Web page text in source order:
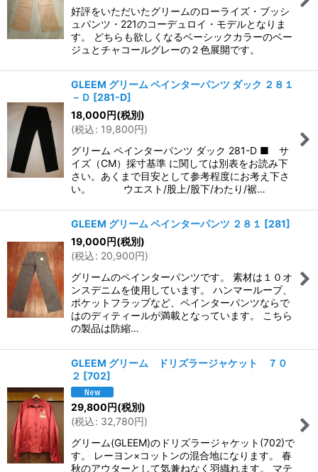
好評をいただいたグリームのローライズ・ブッシ
ュパンツ・221のコーデュロイ・モデルとなりま
す。 どちらも欲しくなるベーシックカラーのベー
ジュとチャコールグレーの２色展開です。
GLEEM グリーム ペインターパンツ ダック ２８１
－Ｄ [281-D]
18,000円(税別)
(税込: 19,800円)
グリーム ペインターパンツ ダック 281-D ■ サ
イズ（CM）採寸基準 に関しては別表をお読み下
さい。あくまで目安として参考程度にお考え下さ
い。 ウエスト/股上/股下/わたり/裾…
GLEEM グリーム ペインターパンツ ２８１ [281]
19,000円(税別)
(税込: 20,900円)
グリームのペインターパンツです。 素材は１０オ
ンスデニムを使用しています。 ハンマーループ、
ポケットフラップなど、ペインターパンツならで
はのディティールが満載となっています。 こちら
の製品は防縮…
GLEEM グリーム ドリズラージャケット ７０
２ [702]
29,800円(税別)
(税込: 32,780円)
グリーム(GLEEM)のドリズラージャケット(702)で
す。 レーヨン×コットンの混合地になります。 春
秋のアウターとして気兼ねなく羽織れます。 マテ